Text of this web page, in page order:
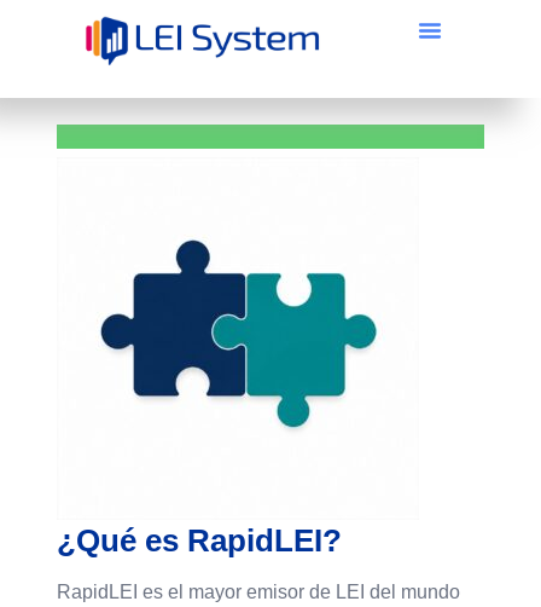
¿Qué es RapidLEI?
RapidLEI es el mayor emisor de LEI del mundo